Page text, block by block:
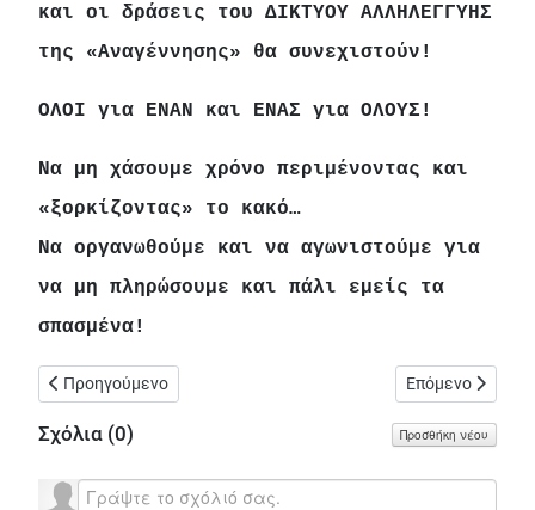
και οι δράσεις του ΔΙΚΤΥΟΥ ΑΛΛΗΛΕΓΓΥΗΣ
της «Αναγέννησης» θα συνεχιστούν!
ΟΛΟΙ για ΕΝΑΝ και ΕΝΑΣ για ΟΛΟΥΣ!
Να μη χάσουμε χρόνο περιμένοντας και
«ξορκίζοντας» το κακό…
Να οργανωθούμε και να αγωνιστούμε για
να μη πληρώσουμε και πάλι εμείς τα
σπασμένα!
Προηγούμενο άρθρο: 144o Δημοτικό Σχολείο: πρόσκληση σε
Προηγούμενο Επόμενο άρθρο:
Επόμενο
Σχόλια (0) Προσθήκη νέου